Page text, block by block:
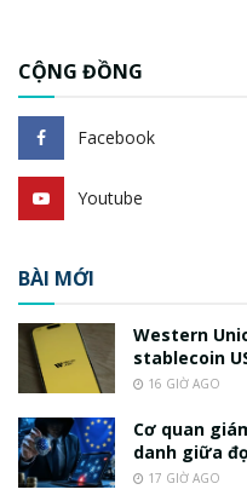
CỘNG ĐỒNG
Facebook
Youtube
BÀI MỚI
Western
stablecoin
16 GIỜ AGO
Cơ quan
danh giữa
17 GIỜ AGO